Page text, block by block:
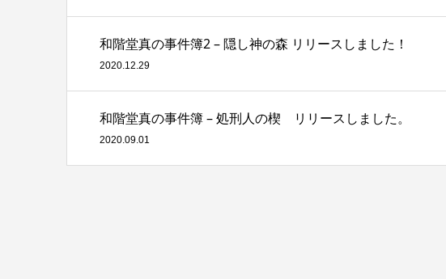
和階堂真の事件簿2 – 隠し神の森 リリースしました！
2020.12.29
和階堂真の事件簿 – 処刑人の楔 リリースしました。
2020.09.01